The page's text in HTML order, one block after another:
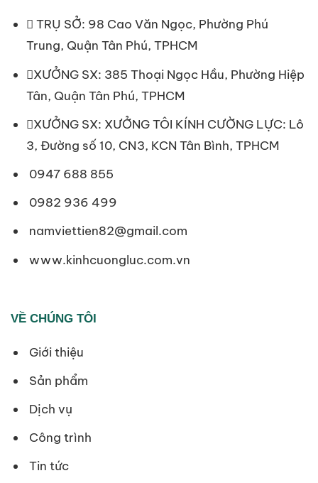
TRỤ SỞ: 98 Cao Văn Ngọc, Phường Phú
Trung, Quận Tân Phú, TPHCM
XƯỞNG SX: 385 Thoại Ngọc Hầu, Phường Hiệp
Tân, Quận Tân Phú, TPHCM
XƯỞNG SX: XƯỞNG TÔI KÍNH CƯỜNG LỰC: Lô
3, Đường số 10, CN3, KCN Tân Bình, TPHCM
0947 688 855
0982 936 499
namviettien82@gmail.com
www.kinhcuongluc.com.vn
VỀ CHÚNG TÔI
Giới thiệu
Sản phẩm
Dịch vụ
Công trình
Tin tức